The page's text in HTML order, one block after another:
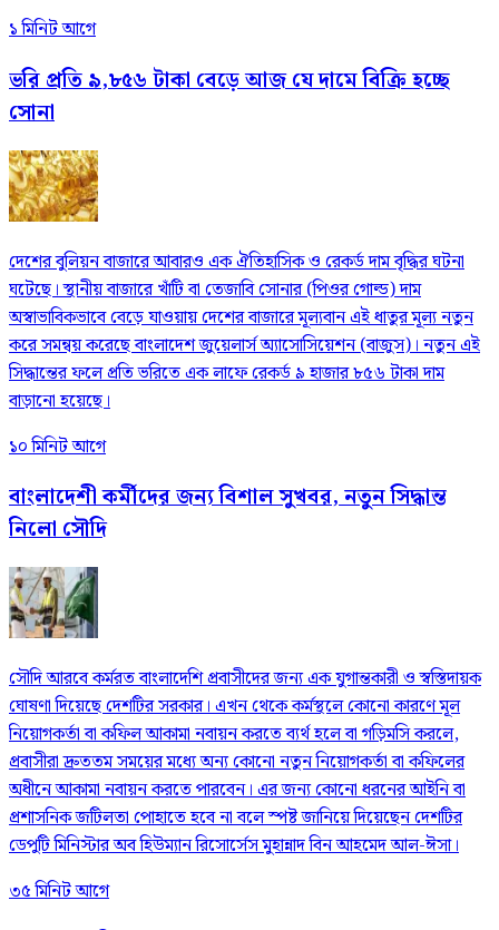
১ মিনিট আগে
ভরি প্রতি ৯,৮৫৬ টাকা বেড়ে আজ যে দামে বিক্রি হচ্ছে
সোনা
দেশের বুলিয়ন বাজারে আবারও এক ঐতিহাসিক ও রেকর্ড দাম বৃদ্ধির ঘটনা
ঘটেছে। স্থানীয় বাজারে খাঁটি বা তেজাবি সোনার (পিওর গোল্ড) দাম
অস্বাভাবিকভাবে বেড়ে যাওয়ায় দেশের বাজারে মূল্যবান এই ধাতুর মূল্য নতুন
করে সমন্বয় করেছে বাংলাদেশ জুয়েলার্স অ্যাসোসিয়েশন (বাজুস)। নতুন এই
সিদ্ধান্তের ফলে প্রতি ভরিতে এক লাফে রেকর্ড ৯ হাজার ৮৫৬ টাকা দাম
বাড়ানো হয়েছে।
১০ মিনিট আগে
বাংলাদেশী কর্মীদের জন্য বিশাল সুখবর, নতুন সিদ্ধান্ত
নিলো সৌদি
সৌদি আরবে কর্মরত বাংলাদেশি প্রবাসীদের জন্য এক যুগান্তকারী ও স্বস্তিদায়ক
ঘোষণা দিয়েছে দেশটির সরকার। এখন থেকে কর্মস্থলে কোনো কারণে মূল
নিয়োগকর্তা বা কফিল আকামা নবায়ন করতে ব্যর্থ হলে বা গড়িমসি করলে,
প্রবাসীরা দ্রুততম সময়ের মধ্যে অন্য কোনো নতুন নিয়োগকর্তা বা কফিলের
অধীনে আকামা নবায়ন করতে পারবেন। এর জন্য কোনো ধরনের আইনি বা
প্রশাসনিক জটিলতা পোহাতে হবে না বলে স্পষ্ট জানিয়ে দিয়েছেন দেশটির
ডেপুটি মিনিস্টার অব হিউম্যান রিসোর্সেস মুহান্নাদ বিন আহমেদ আল-ঈসা।
৩৫ মিনিট আগে